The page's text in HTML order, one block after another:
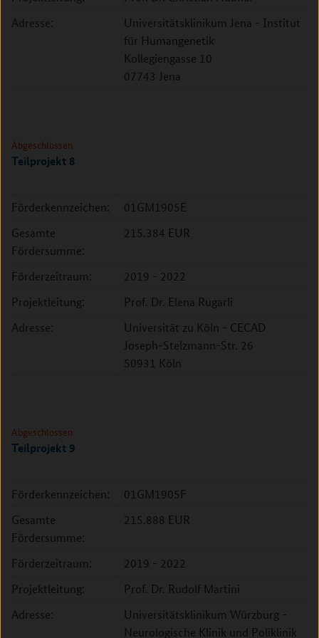
Adresse:
Universitätsklinikum Jena - Institut
für Humangenetik
Kollegiengasse 10
07743 Jena
Abgeschlossen
Teilprojekt 8
Förderkennzeichen:
01GM1905E
Gesamte
Fördersumme:
215.384 EUR
Förderzeitraum:
2019 - 2022
Projektleitung:
Prof. Dr. Elena Rugarli
Adresse:
Universität zu Köln - CECAD
Joseph-Stelzmann-Str. 26
50931 Köln
Abgeschlossen
Teilprojekt 9
Förderkennzeichen:
01GM1905F
Gesamte
Fördersumme:
215.888 EUR
Förderzeitraum:
2019 - 2022
Projektleitung:
Prof. Dr. Rudolf Martini
Adresse:
Universitätsklinikum Würzburg -
Neurologische Klinik und Poliklinik